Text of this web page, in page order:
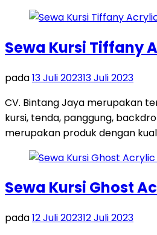
Sewa Kursi Tiffany
pada13 Juli 202313 Juli 2023
CV. Bintang Jaya merupakan
kursi, tenda, panggung,
merupakan produk dengan
Sewa Kursi Ghost
pada12 Juli 202312 Juli 2023